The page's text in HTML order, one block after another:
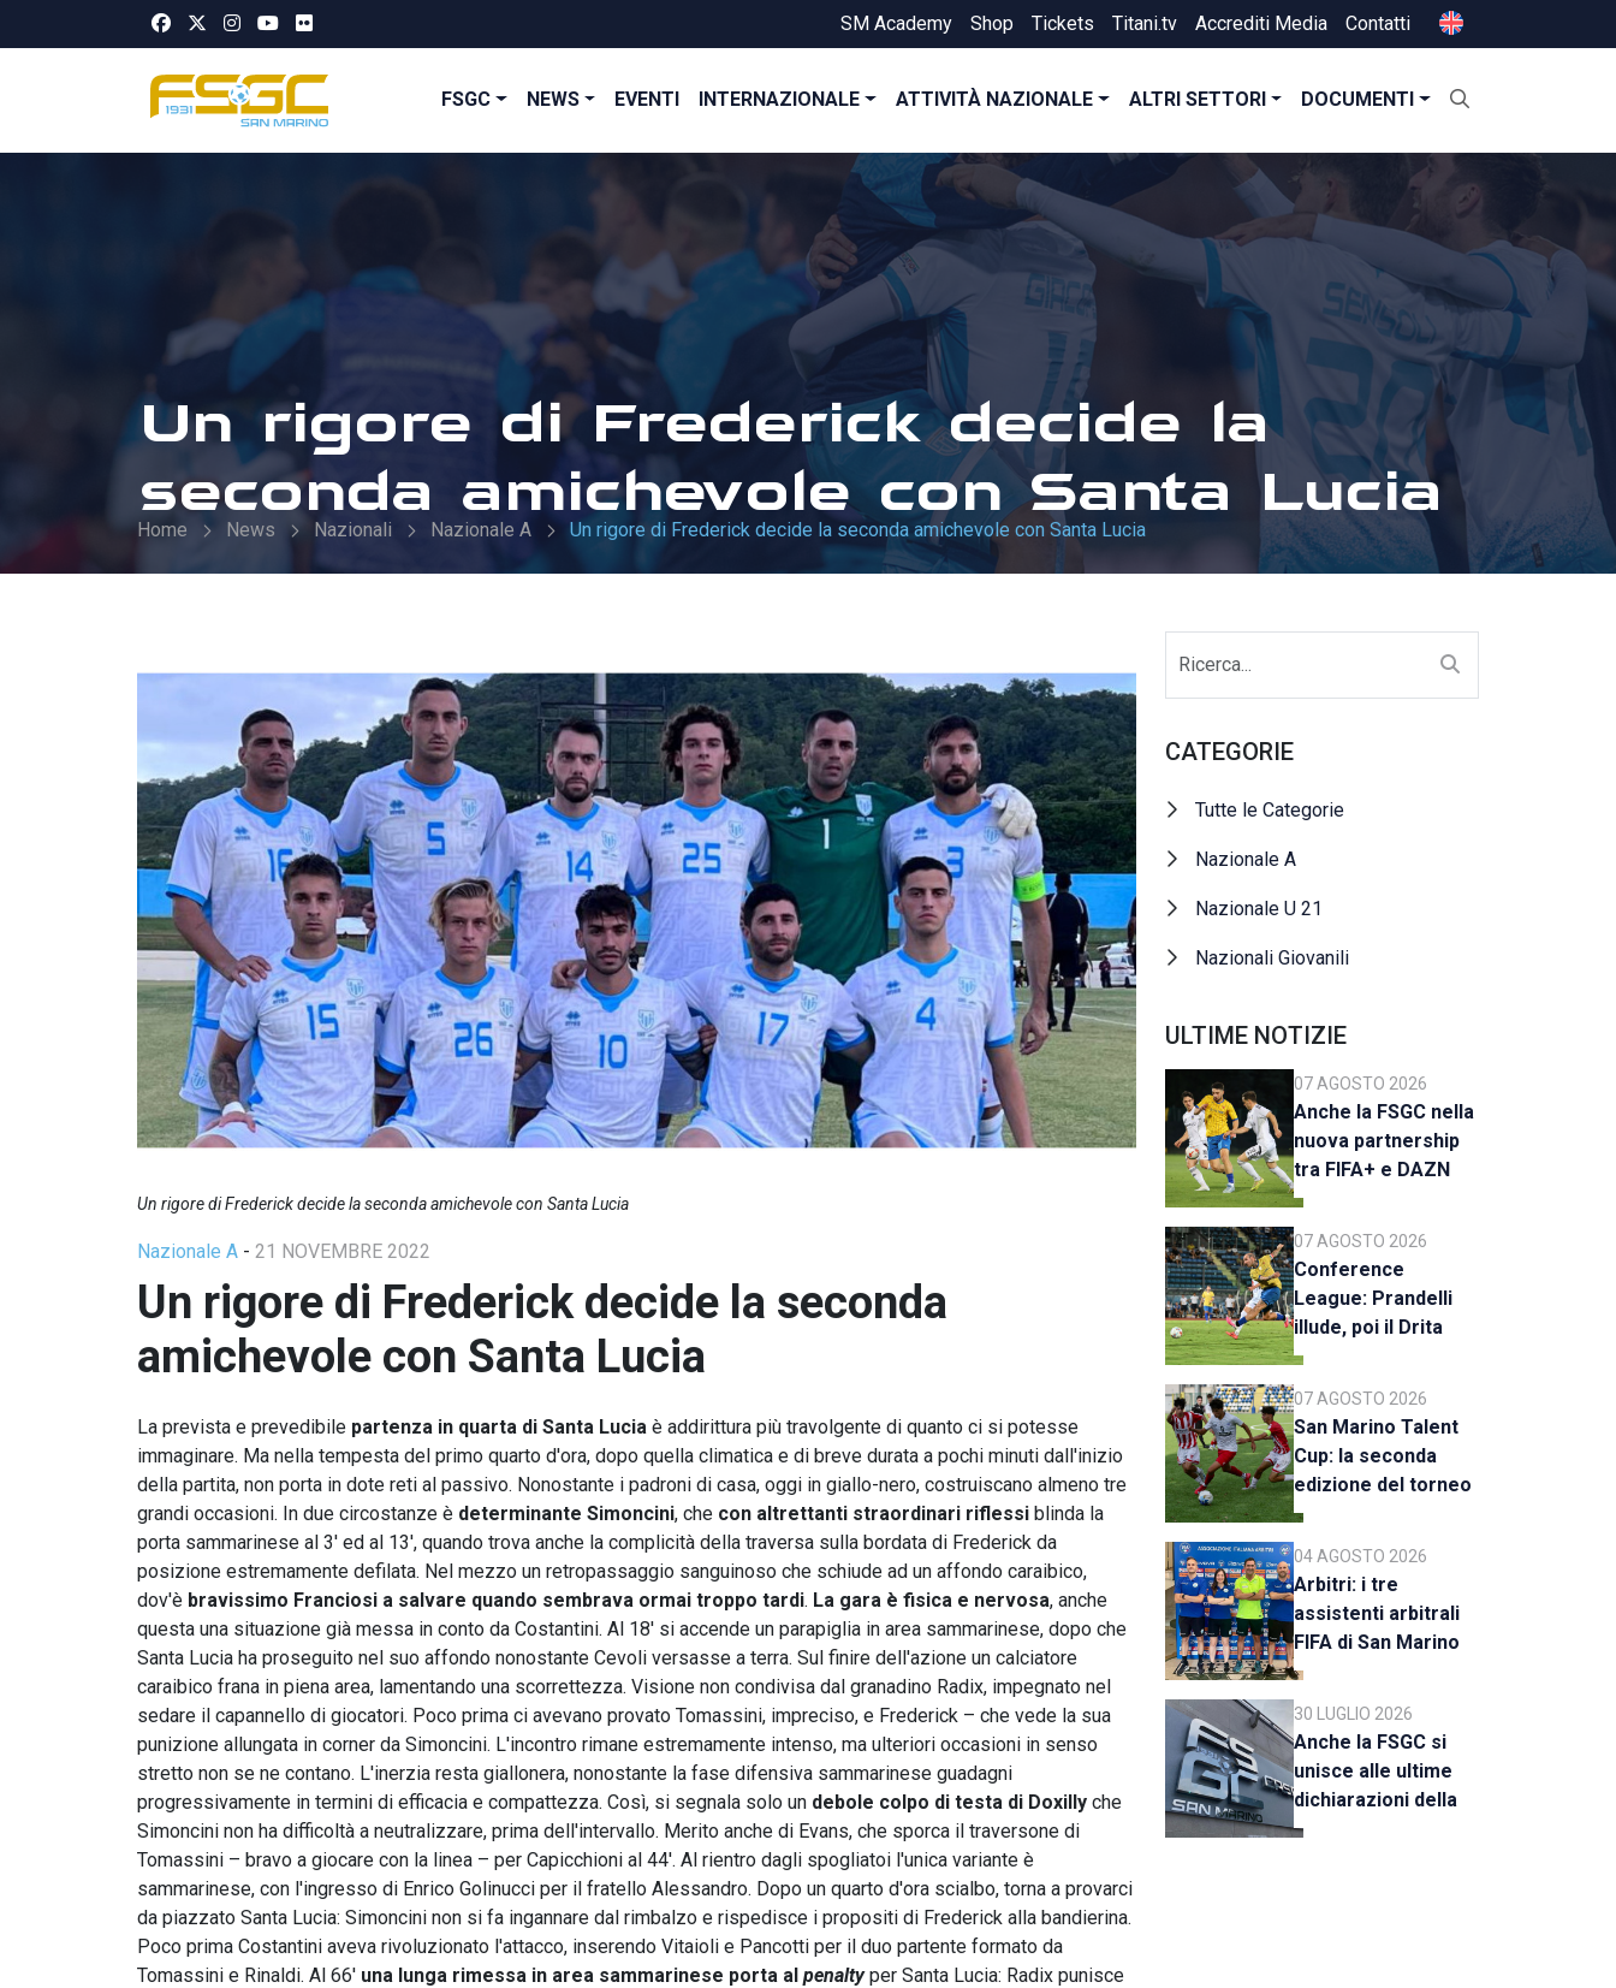
SM Academy Shop Tickets Titani.tv Accrediti Media Contatti
FSGC NEWS EVENTI INTERNAZIONALE ATTIVITÀ NAZIONALE ALTRI SETTORI DOCUMENTI
Un rigore di Frederick decide la
seconda amichevole con Santa Lucia
Home News Nazionali Nazionale A Un rigore di Frederick decide la seconda amichevole con Santa Lucia
Un rigore di Frederick decide la seconda amichevole con Santa Lucia
Nazionale A - 21 NOVEMBRE 2022
Un rigore di Frederick decide la seconda
amichevole con Santa Lucia
La prevista e prevedibile partenza in quarta di Santa Lucia è addirittura più travolgente di quanto ci si potesse
immaginare. Ma nella tempesta del primo quarto d'ora, dopo quella climatica e di breve durata a pochi minuti dall'inizio
della partita, non porta in dote reti al passivo. Nonostante i padroni di casa, oggi in giallo-nero, costruiscano almeno tre
grandi occasioni. In due circostanze è determinante Simoncini, che con altrettanti straordinari riflessi blinda la
porta sammarinese al 3' ed al 13', quando trova anche la complicità della traversa sulla bordata di Frederick da
posizione estremamente defilata. Nel mezzo un retropassaggio sanguinoso che schiude ad un affondo caraibico,
dov'è bravissimo Franciosi a salvare quando sembrava ormai troppo tardi. La gara è fisica e nervosa, anche
questa una situazione già messa in conto da Costantini. Al 18' si accende un parapiglia in area sammarinese, dopo che
Santa Lucia ha proseguito nel suo affondo nonostante Cevoli versasse a terra. Sul finire dell'azione un calciatore
caraibico frana in piena area, lamentando una scorrettezza. Visione non condivisa dal granadino Radix, impegnato nel
sedare il capannello di giocatori. Poco prima ci avevano provato Tomassini, impreciso, e Frederick – che vede la sua
punizione allungata in corner da Simoncini. L'incontro rimane estremamente intenso, ma ulteriori occasioni in senso
stretto non se ne contano. L'inerzia resta giallonera, nonostante la fase difensiva sammarinese guadagni
progressivamente in termini di efficacia e compattezza. Così, si segnala solo un debole colpo di testa di Doxilly che
Simoncini non ha difficoltà a neutralizzare, prima dell'intervallo. Merito anche di Evans, che sporca il traversone di
Tomassini – bravo a giocare con la linea – per Capicchioni al 44'. Al rientro dagli spogliatoi l'unica variante è
sammarinese, con l'ingresso di Enrico Golinucci per il fratello Alessandro. Dopo un quarto d'ora scialbo, torna a provarci
da piazzato Santa Lucia: Simoncini non si fa ingannare dal rimbalzo e rispedisce i propositi di Frederick alla bandierina.
Poco prima Costantini aveva rivoluzionato l'attacco, inserendo Vitaioli e Pancotti per il duo partente formato da
Tomassini e Rinaldi. Al 66' una lunga rimessa in area sammarinese porta al penaltyper Santa Lucia: Radix punisce
CATEGORIE
Tutte le Categorie
Nazionale A
Nazionale U 21
Nazionali Giovanili
ULTIME NOTIZIE
07 AGOSTO 2026
Anche la FSGC nella
nuova partnership
tra FIFA+ e DAZN
07 AGOSTO 2026
Conference
League: Prandelli
illude, poi il Drita
esce alla distanza
07 AGOSTO 2026
San Marino Talent
Cup: la seconda
edizione del torneo
al via il 18 agosto
04 AGOSTO 2026
Arbitri: i tre
assistenti arbitrali
FIFA di San Marino
al raduno della CAN
C
30 LUGLIO 2026
Anche la FSGC si
unisce alle ultime
dichiarazioni della
UEFA